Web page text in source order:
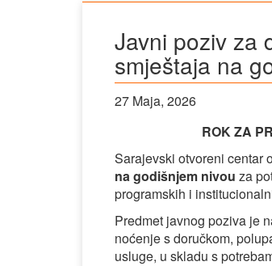
Javni poziv za
smještaja na
27 Maja, 2026
ROK ZA
Sarajevski otvoreni centar
na godišnjem nivou za
programskih i
Predmet javnog poziva je
noćenje s doručkom,
usluge, u skladu s